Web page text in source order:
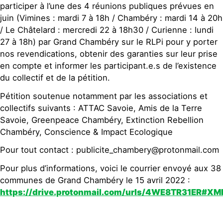
participer à l’une des 4 réunions publiques prévues en
juin (Vimines : mardi 7 à 18h / Chambéry : mardi 14 à 20h
/ Le Châtelard : mercredi 22 à 18h30 / Curienne : lundi
27 à 18h) par Grand Chambéry sur le RLPi pour y porter
nos revendications, obtenir des garanties sur leur prise
en compte et informer les participant.e.s de l’existence
du collectif et de la pétition.
Pétition soutenue notamment par les associations et
collectifs suivants : ATTAC Savoie, Amis de la Terre
Savoie, Greenpeace Chambéry, Extinction Rebellion
Chambéry, Conscience & Impact Ecologique
Pour tout contact : publicite_chambery@protonmail.com
Pour plus d’informations, voici le courrier envoyé aux 38
communes de Grand Chambéry le 15 avril 2022 :
https://drive.protonmail.com/urls/